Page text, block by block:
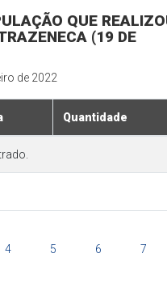
QUE
(19 DE
de 2022
Quantidade
4 5 6 7